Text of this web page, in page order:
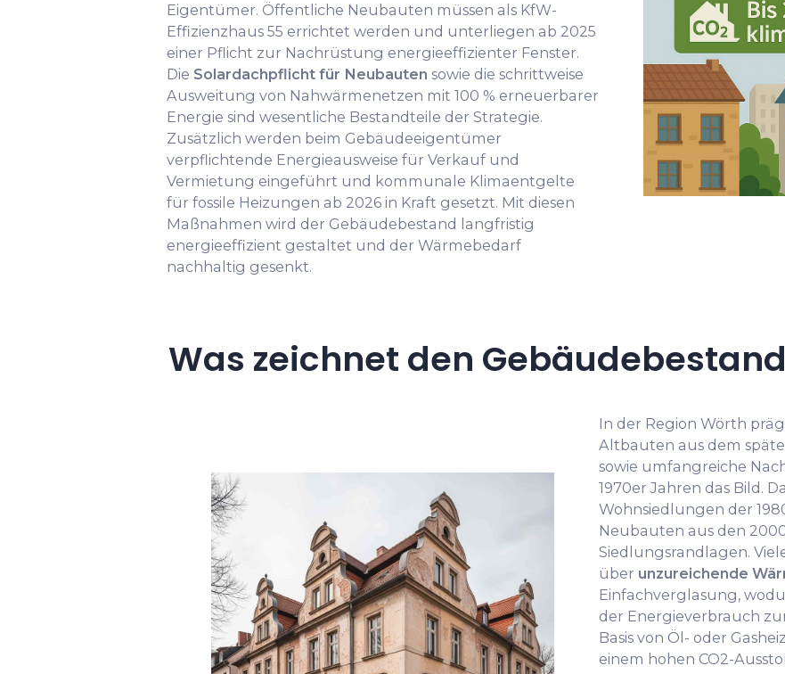
Eigentümer. Öffentliche Neubauten müssen als KfW-
Effizienzhaus 55 errichtet werden und unterliegen ab 2025
einer Pflicht zur Nachrüstung energieeffizienter Fenster.
Die Solardachpflicht für Neubauten sowie die schrittweise
Ausweitung von Nahwärmenetzen mit 100 % erneuerbarer
Energie sind wesentliche Bestandteile der Strategie.
Zusätzlich werden beim Gebäudeeigentümer
verpflichtende Energieausweise für Verkauf und
Vermietung eingeführt und kommunale Klimaentgelte
für fossile Heizungen ab 2026 in Kraft gesetzt. Mit diesen
Maßnahmen wird der Gebäudebestand langfristig
energieeffizient gestaltet und der Wärmebedarf
nachhaltig gesenkt.
Was zeichnet den
In der Region Wörth
Altbauten aus dem
sowie umfangreiche
1970er Jahren das Bild.
Wohnsiedlungen der
Neubauten aus den
Siedlungsrandlagen.
über unzureichende
Einfachverglasung,
der Energieverbrauch
Basis von Öl- oder
einem hohen CO2-